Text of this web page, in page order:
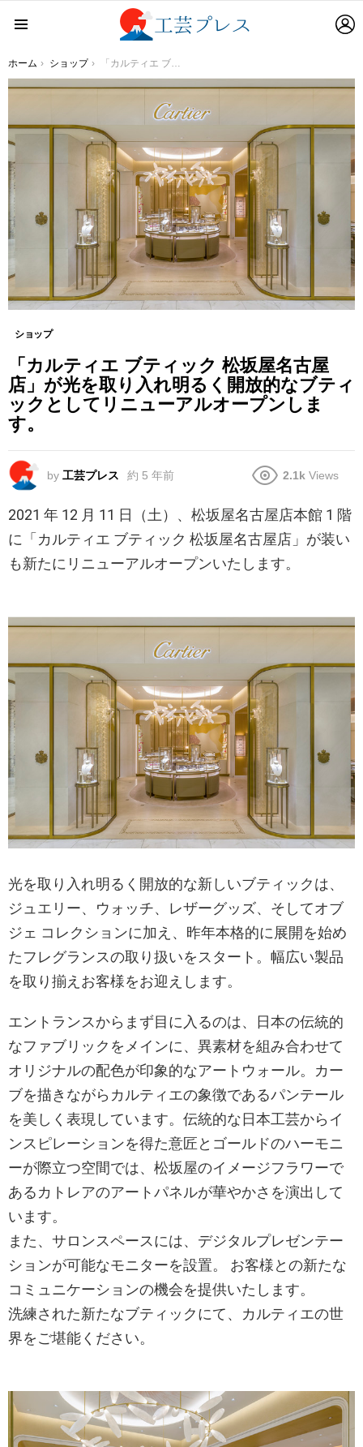
You are here:
ホーム ショップ 「カルティエ ブティック 松坂屋名古屋店」が光を取り入れ明るく開放的なブティックとしてリニューアルオープンします。
ショップ
「カルティエ ブティック 松坂屋名古屋
店」が光を取り入れ明るく開放的なブティ
ックとしてリニューアルオープンしま
す。
by 工芸プレス 約 5 年前 2.1k Views
2021 年 12 月 11 日（土）、松坂屋名古屋店本館 1 階
に「カルティエ ブティック 松坂屋名古屋店」が装い
も新たにリニューアルオープンいたします。
光を取り入れ明るく開放的な新しいブティックは、
ジュエリー、ウォッチ、レザーグッズ、そしてオブ
ジェ コレクションに加え、昨年本格的に展開を始め
たフレグランスの取り扱いをスタート。幅広い製品
を取り揃えお客様をお迎えします。
エントランスからまず目に入るのは、日本の伝統的
なファブリックをメインに、異素材を組み合わせて
オリジナルの配色が印象的なアートウォール。カー
ブを描きながらカルティエの象徴であるパンテール
を美しく表現しています。伝統的な日本工芸からイ
ンスピレーションを得た意匠とゴールドのハーモニ
ーが際立つ空間では、松坂屋のイメージフラワーで
あるカトレアのアートパネルが華やかさを演出して
います。
また、サロンスペースには、デジタルプレゼンテー
ションが可能なモニターを設置。 お客様との新たな
コミュニケーションの機会を提供いたします。
洗練された新たなブティックにて、カルティエの世
界をご堪能ください。